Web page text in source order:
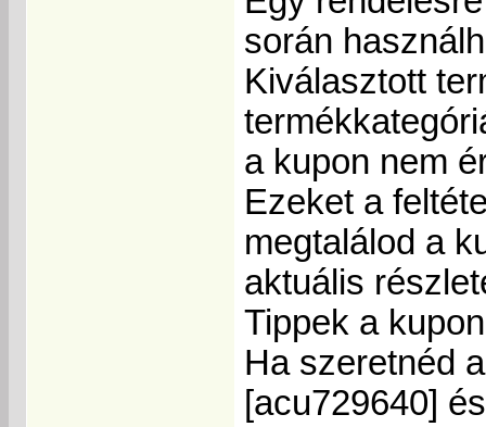
során
Kiválasztott
a kupon nem
Ezeket a
megtalálod a
aktuális
Tippek a
Ha szeretnéd
[acu729640]